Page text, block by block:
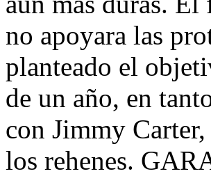
no apoyara las
planteado el
de un año, en
con Jimmy
los rehenes.